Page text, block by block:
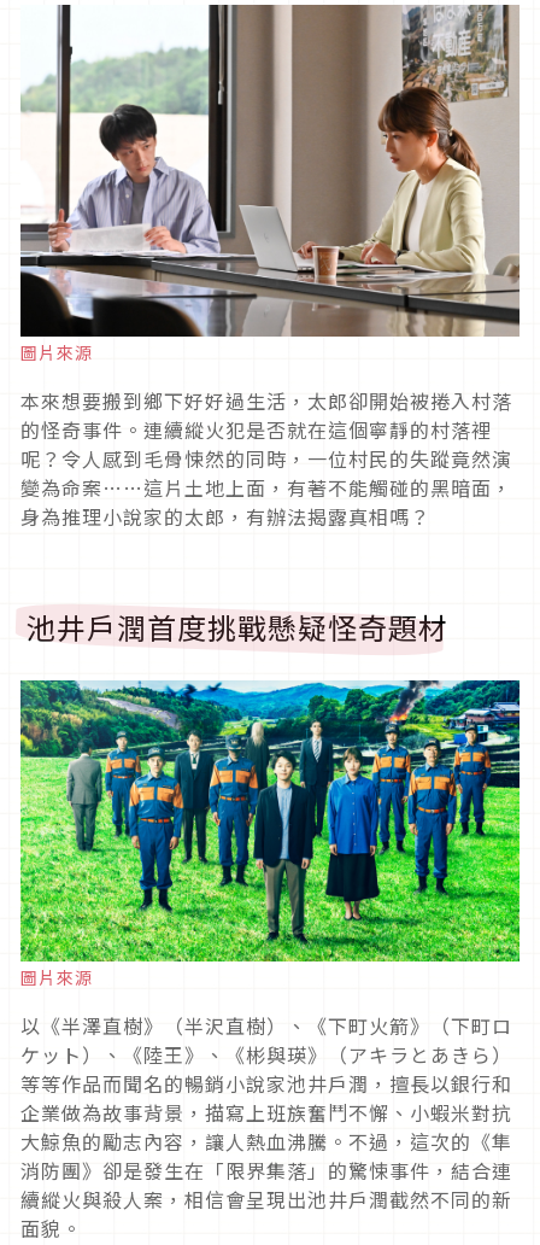
圖片來源
本來想要搬到鄉下好好過生活，太郎卻開始被捲入村落
的怪奇事件。連續縱火犯是否就在這個寧靜的村落裡
呢？令人感到毛骨悚然的同時，一位村民的失蹤竟然演
變為命案……這片土地上面，有著不能觸碰的黑暗面，
身為推理小說家的太郎，有辦法揭露真相嗎？
池井戶潤首度挑戰懸疑怪奇題材
圖片來源
以《半澤直樹》（半沢直樹）、《下町火箭》（下町ロ
ケット）、《陸王》、《彬與瑛》（アキラとあきら）
等等作品而聞名的暢銷小說家池井戶潤，擅長以銀行和
企業做為故事背景，描寫上班族奮鬥不懈、小蝦米對抗
大鯨魚的勵志內容，讓人熱血沸騰。不過，這次的《隼
消防團》卻是發生在「限界集落」的驚悚事件，結合連
續縱火與殺人案，相信會呈現出池井戶潤截然不同的新
面貌。